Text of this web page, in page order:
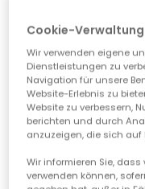
Cookie-Verwaltung
Wir verwenden eigene
Dienstleistungen zu
Navigation für unsere
Website-Erlebnis zu
Website zu verbessern,
berichten und durch
anzuzeigen, die sich auf
Wir informieren Sie,
verwenden können,